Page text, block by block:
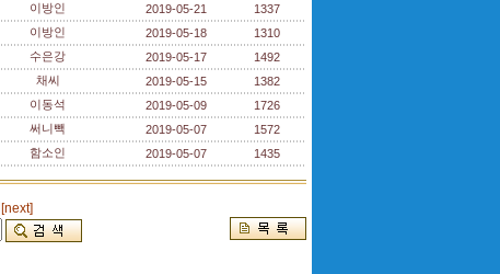
이방인 2019-05-21
1337
이방인 2019-05-18
1310
수은강 2019-05-17
1492
채씨 2019-05-15
1382
이동석 2019-05-09
1726
써니빽 2019-05-07
1572
함소인 2019-05-07 1435
[next]